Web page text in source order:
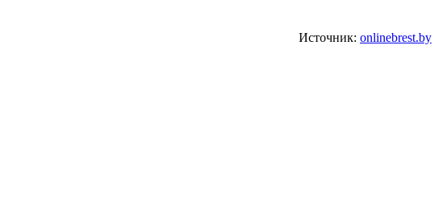
Источник: onlinebrest.by